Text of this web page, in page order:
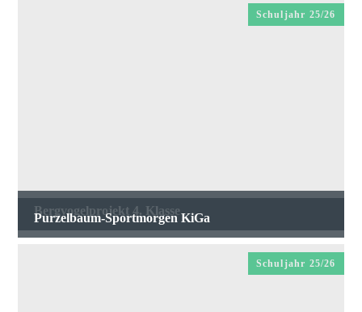
Bergvogelprojekt 4. Klasse
Schuljahr 25/26
Purzelbaum-Sportmorgen KiGa
Schuljahr 25/26